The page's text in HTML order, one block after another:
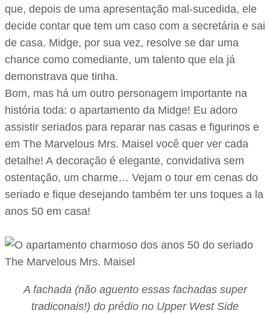
que, depois de uma apresentação mal-sucedida, ele
decide contar que tem um caso com a secretária e sai
de casa. Midge, por sua vez, resolve se dar uma
chance como comediante, um talento que ela já
demonstrava que tinha.
Bom, mas há um outro personagem importante na
história toda: o apartamento da Midge! Eu adoro
assistir seriados para reparar nas casas e figurinos e
em The Marvelous Mrs. Maisel você quer ver cada
detalhe! A decoração é elegante, convidativa sem
ostentação, um charme… Vejam o tour em cenas do
seriado e fique desejando também ter uns toques a la
anos 50 em casa!
A fachada (não aguento essas fachadas super
tradiconais!) do prédio no Upper West Side